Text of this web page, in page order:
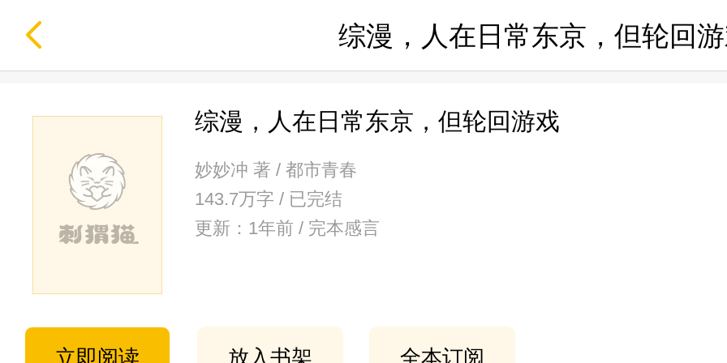
综漫，人在日常东京，但轮回
综漫，人在日常东京，但轮回游戏
妙妙冲 著 / 都市青春
143.7万字 / 已完结
更新：1年前 / 完本感言
立即阅读 放入书架 全本订阅